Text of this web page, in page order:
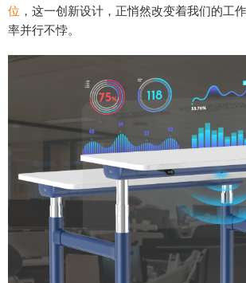
位 ，这一创新设计，正悄然改变着我们的工
率并行不悖。